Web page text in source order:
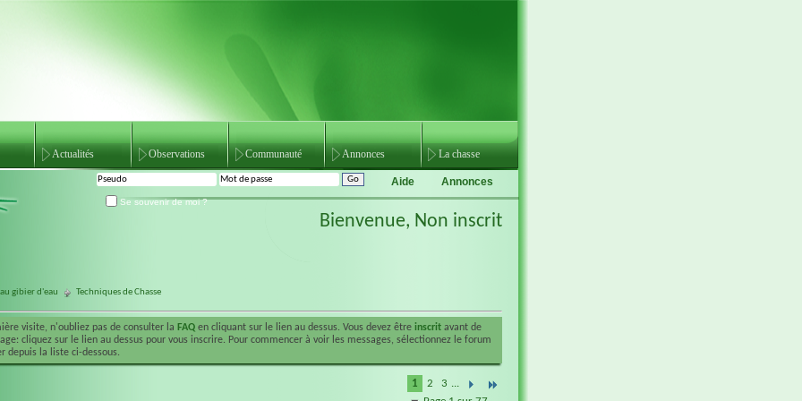
Actualités Observations Communauté Annonces La chasse
Annonces
Aide
Se souvenir de moi ?
Bienvenue, Non inscrit
au gibier d'eau Techniques de Chasse
visite, n'oubliez pas de consulter la FAQ en cliquant sur le lien au dessus. Vous devez être inscrit avant de
cliquez sur le lien au dessus pour vous inscrire. Pour commencer à voir les messages, sélectionnez le forum
depuis la liste ci-dessous.
1 2 3 ...